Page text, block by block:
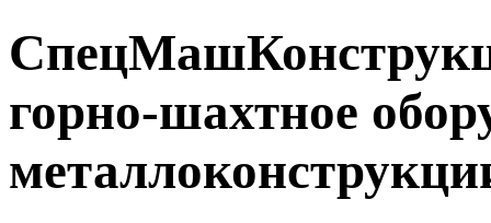
горно-шахтное